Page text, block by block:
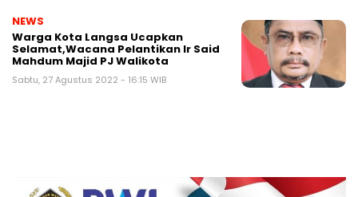
NEWS
Warga Kota Langsa Ucapkan
Selamat,Wacana Pelantikan Ir Said
Mahdum Majid PJ Walikota
Sabtu, 27 Agustus 2022 - 16:15 WIB